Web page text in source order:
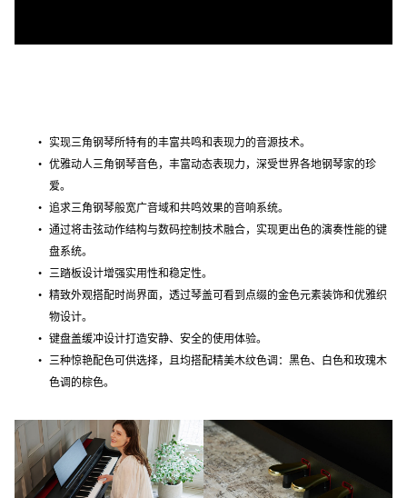
实现三角钢琴所特有的丰富共鸣和表现力的音源技术。
优雅动人三角钢琴音色，丰富动态表现力，深受世界各地钢琴家的珍
爱。
追求三角钢琴般宽广音域和共鸣效果的音响系统。
通过将击弦动作结构与数码控制技术融合，实现更出色的演奏性能的键
盘系统。
三踏板设计增强实用性和稳定性。
精致外观搭配时尚界面，透过琴盖可看到点缀的金色元素装饰和优雅织
物设计。
键盘盖缓冲设计打造安静、安全的使用体验。
三种惊艳配色可供选择，且均搭配精美木纹色调：黑色、白色和玫瑰木
色调的棕色。